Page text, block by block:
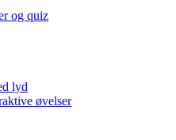
og quiz
lyd
øvelser